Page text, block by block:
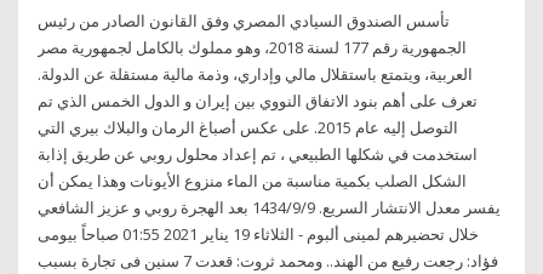
تأسس الصندوق السيادي المصري وفق القانون الصادر من رئيس
الجمهورية رقم 177 لسنة 2018، وهو مملوك بالكامل لجمهورية مصر
العربية، ويتمتع باستقلال مالي وإداري، وذمة مالية مستقلة عن الدولة.
تعرف على أهم بنود الاتفاق النووي بين إيران و الدول الخمس الذي تم
التوصل إليه عام 2015. على عكس أصباغ الرمان والبلاك بيري التي
استخدمت في شكلها الطبيعي ، تم إعداد محلول روبي عن طريق إذابة
الشكل الصلب بكمية مناسبة من الماء منزوع الأيونات وهذا يمكن أن
يفسر معدل الانتشار السريع. 9‏‏/9‏‏/1434 بعد الهجرة روبي و عزيز الشافعي
خلال تحضيرهم لمينى ألبوم - الثلاثاء 19 يناير 2021 01:55 صباحاً بيومى
فؤاد: رجعت رفيع من الهند.. ومحمد ثروت: قعدت 7 سنين فى تجارة بسبب